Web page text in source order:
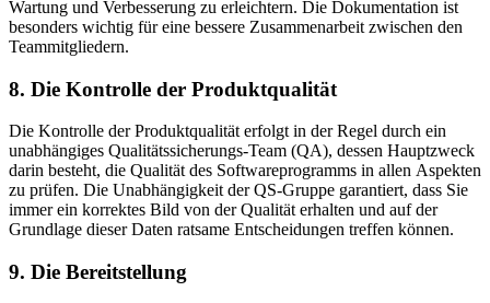
Wartung und Verbesserung zu erleichtern. Die Dokumentation ist
besonders wichtig für eine bessere Zusammenarbeit zwischen den
Teammitgliedern.
8. Die Kontrolle der Produktqualität
Die Kontrolle der Produktqualität erfolgt in der Regel durch ein
unabhängiges Qualitätssicherungs-Team (QA), dessen Hauptzweck
darin besteht, die Qualität des Softwareprogramms in allen Aspekten
zu prüfen. Die Unabhängigkeit der QS-Gruppe garantiert, dass Sie
immer ein korrektes Bild von der Qualität erhalten und auf der
Grundlage dieser Daten ratsame Entscheidungen treffen können.
9. Die Bereitstellung